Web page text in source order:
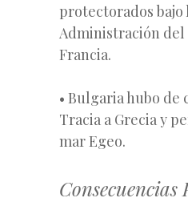
protectorados bajo
Administración del
Francia.
• Bulgaria hubo de
Tracia a Grecia y
mar Egeo.
Consecuencias